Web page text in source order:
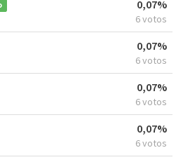
0,07%
6 votos
0,07%
6 votos
0,07%
6 votos
0,07%
6 votos